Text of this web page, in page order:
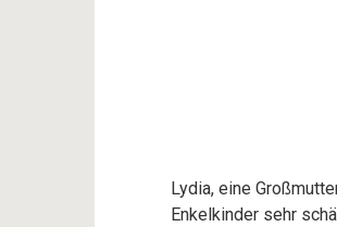
Lydia, eine
Enkelkinder sehr